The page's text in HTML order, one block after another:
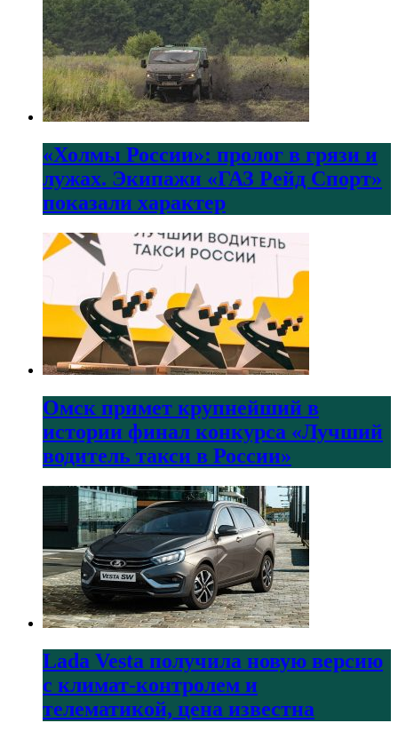
«Холмы России»: пролог в грязи и
лужах. Экипажи «ГАЗ Рейд Спорт»
показали характер
Омск примет крупнейший в
истории финал конкурса «Лучший
водитель такси в России»
Lada Vesta получила новую версию
с климат-контролем и
телематикой, цена известна